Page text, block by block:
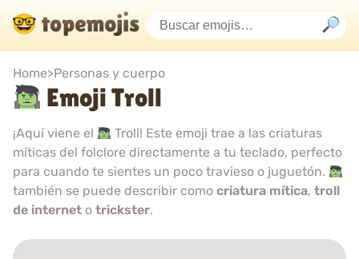
Home>Personas y cuerpo
Emoji Troll
¡Aquí viene el
Troll! Este emoji trae a las criaturas
míticas del folclore directamente a tu teclado, perfecto
para cuando te sientes un poco travieso o juguetón.
también se puede describir como criatura mítica, troll
de internet o trickster.